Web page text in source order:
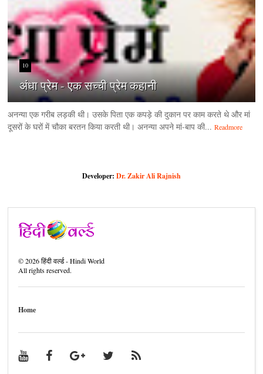
10
अंधा प्रेम - एक सच्ची प्रेम कहानी
अनन्या एक गरीब लड़की थी। उसके पिता एक कपड़े की दुकान पर काम करते थे और मां
दूसरों के घरों में चौका बरतन किया करती थी। अनन्या अपने मां-बाप की... Readmore
Developer: Dr. Zakir Ali Rajnish
©2026हिंदी वर्ल्ड - Hindi World
All rights reserved.
Home